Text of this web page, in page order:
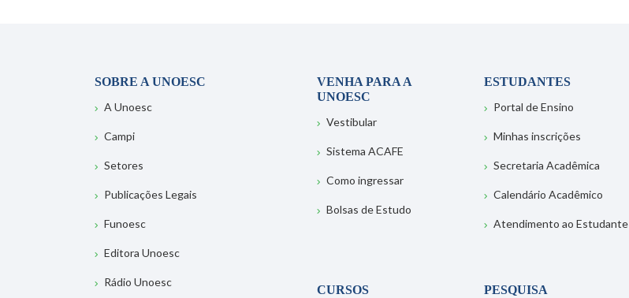
SOBRE A UNOESC
A Unoesc
Campi
Setores
Publicações Legais
Funoesc
Editora Unoesc
Rádio Unoesc
VENHA PARA A
UNOESC
Vestibular
Sistema ACAFE
Como ingressar
Bolsas de Estudo
ESTUDANTES
Portal de Ensino
Minhas inscrições
Secretaria Acadêmica
Calendário Acadêmico
Atendimento ao Estudante
CURSOS
PESQUISA